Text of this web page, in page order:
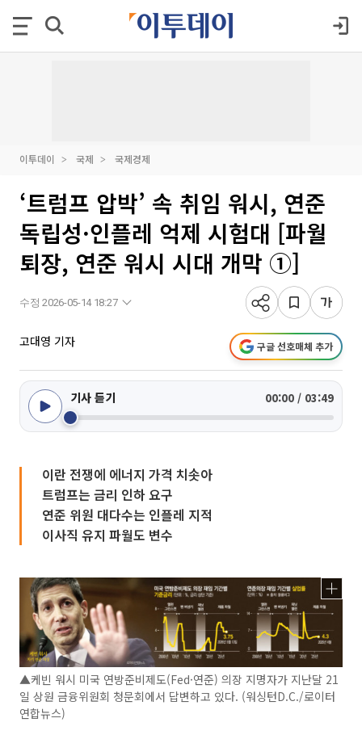
이투데이 국제 국제경제
‘트럼프 압박’ 속 취임 워시, 연준
독립성·인플레 억제 시험대 [파월
퇴장, 연준 워시 시대 개막 ①]
수정 2026-05-14 18:27
고대영 기자 구글 선호매체 추가
기사 듣기 00:00 / 03:49
이란 전쟁에 에너지 가격 치솟아
트럼프는 금리 인하 요구
연준 위원 대다수는 인플레 지적
이사직 유지 파월도 변수
▲케빈 워시 미국 연방준비제도(Fed·연준) 의장 지명자가 지난달 21
일 상원 금융위원회 청문회에서 답변하고 있다. (워싱턴D.C./로이터
연합뉴스)